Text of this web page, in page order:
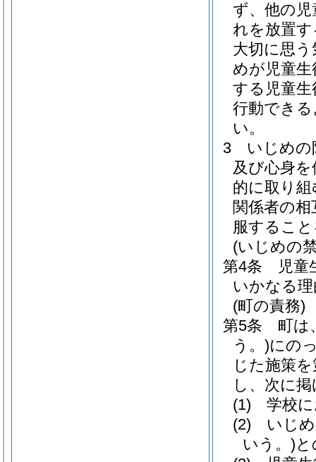
ず、他の
れを放置
大切に思
めが児童
する児童
行動でき
い。
3
いじめの
及び心身
的に取り
関係者の
服するこ
(いじめの
第4条
児童
いかなる
(町の責務)
第5条
町は
う。)にの
じた施策
し、次に
(1)
学校
(2)
いじ
いう。)